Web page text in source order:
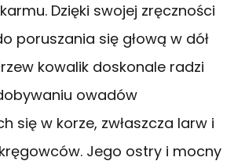
Dzięki swojej zręczności
poruszania się głową w dół
kowalik doskonale radzi
owadów
się w korze, zwłaszcza larw i
Jego ostry i mocny